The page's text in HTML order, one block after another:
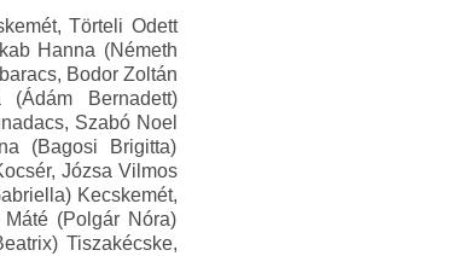
Törteli Odett
Hanna (Németh
Bodor Zoltán
Bernadett)
Szabó Noel
(Bagosi Brigitta)
Józsa Vilmos
Kecskemét,
(Polgár Nóra)
Tiszakécske,